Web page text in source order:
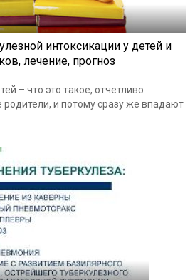
интоксикации у детей и
лечение, прогноз
– что это такое, отчетливо
и потому сразу же впадают